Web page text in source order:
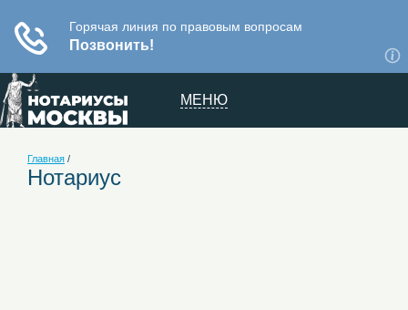
МЕНЮ
Главная /
Нотариус